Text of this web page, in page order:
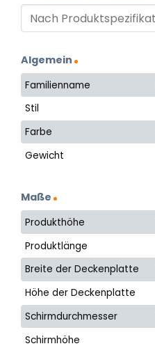
Algemein
Familienname
Stil
Farbe
Gewicht
Maße
Produkthöhe
Produktlänge
Breite der Deckenplatte
Höhe der Deckenplatte
Schirmdurchmesser
Schirmhöhe